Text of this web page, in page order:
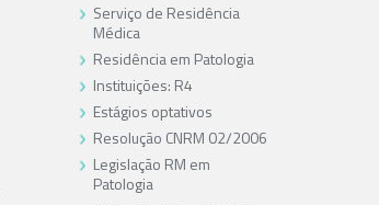
Serviço de Residência
Médica
Residência em Patologia
Instituições: R4
Estágios optativos
Resolução CNRM 02/2006
Legislação RM em
Patologia